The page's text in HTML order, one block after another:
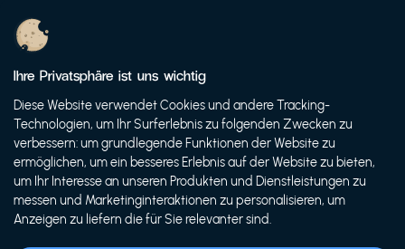
Datenschutz
Nutzungsbedingungen
© 2021 FutureBens GmbH
Ihre Privatsphäre ist uns wichtig
Diese Website verwendet Cookies und andere Tracking-
Technologien, um Ihr Surferlebnis zu folgenden Zwecken zu
verbessern: um grundlegende Funktionen der Website zu
ermöglichen, um ein besseres Erlebnis auf der Website zu bieten,
um Ihr Interesse an unseren Produkten und Dienstleistungen zu
messen und Marketinginteraktionen zu personalisieren, um
Anzeigen zu liefern die für Sie relevanter sind.